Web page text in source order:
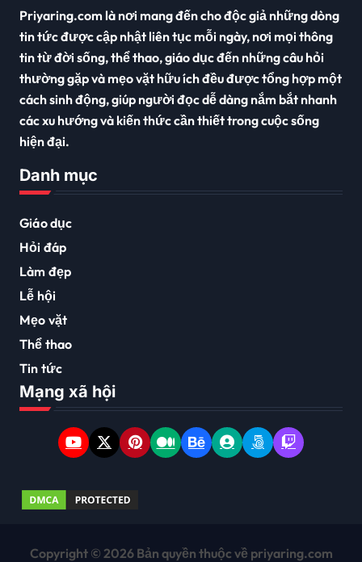
Priyaring.com là nơi mang đến cho độc giả những dòng
tin tức được cập nhật liên tục mỗi ngày, nơi mọi thông
tin từ đời sống, thể thao, giáo dục đến những câu hỏi
thường gặp và mẹo vặt hữu ích đều được tổng hợp một
cách sinh động, giúp người đọc dễ dàng nắm bắt nhanh
các xu hướng và kiến thức cần thiết trong cuộc sống
hiện đại.
Danh mục
Giáo dục
Hỏi đáp
Làm đẹp
Lễ hội
Mẹo vặt
Thể thao
Tin tức
Mạng xã hội
Copyright © 2026 Bản quyền thuộc về priyaring.com